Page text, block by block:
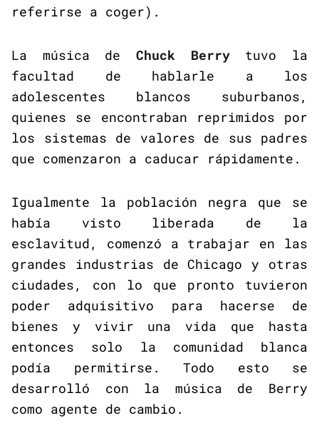
referirse a coger).
La música de Chuck Berrytuvo la
facultad de hablarle a los
adolescentes blancos suburbanos,
quienes se encontraban reprimidos por
los sistemas de valores de sus padres
que comenzaron a caducar rápidamente.
Igualmente la población negra que se
había visto liberada de la
esclavitud, comenzó a trabajar en las
grandes industrias de Chicago y otras
ciudades, con lo que pronto tuvieron
poder adquisitivo para hacerse de
bienes y vivir una vida que hasta
entonces solo la comunidad blanca
podía permitirse. Todo esto se
desarrolló con la música de Berry
como agente de cambio.